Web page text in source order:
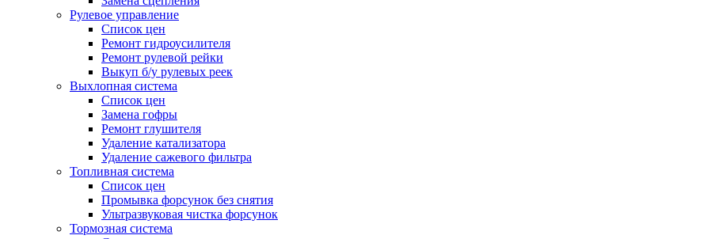
Рулевое управление
Список цен
Ремонт гидроусилителя
Ремонт рулевой рейки
Выкуп б/у рулевых реек
Выхлопная система
Список цен
Замена гофры
Ремонт глушителя
Удаление катализатора
Удаление сажевого фильтра
Топливная система
Список цен
Промывка форсунок без снятия
Ультразвуковая чистка форсунок
Тормозная система